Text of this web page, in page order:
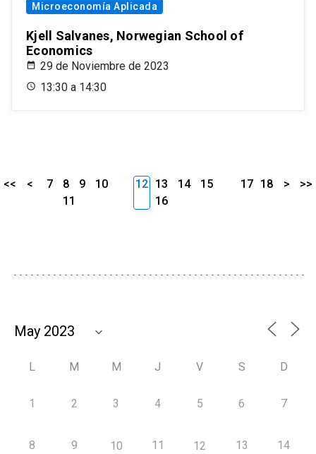
Microeconomía Aplicada
Kjell Salvanes, Norwegian School of
Economics
29 de Noviembre de 2023
13:30 a 14:30
<< < 7 8 9
10
11
12 13 14
15
16
17 18 > >>
L M M J V S D
1 2 3 4 5 6 7
8 9 10 11 12 13 14